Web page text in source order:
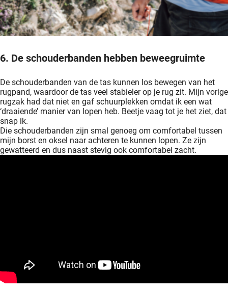
6. De schouderbanden hebben beweegruimte
De schouderbanden van de tas kunnen los bewegen van het
rugpand, waardoor de tas veel stabieler op je rug zit. Mijn vorige
rugzak had dat niet en gaf schuurplekken omdat ik een wat
‘draaiende’ manier van lopen heb. Beetje vaag tot je het ziet, dat
snap ik.
Die schouderbanden zijn smal genoeg om comfortabel tussen
mijn borst en oksel naar achteren te kunnen lopen. Ze zijn
gewatteerd en dus naast stevig ook comfortabel zacht.